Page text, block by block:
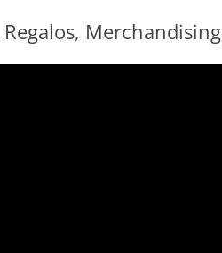
Merchandising